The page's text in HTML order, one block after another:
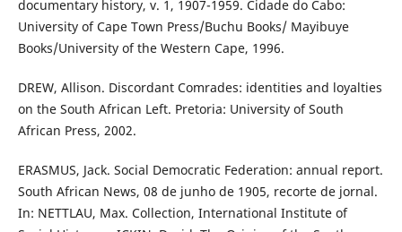
documentary history, v. 1, 1907-1959. Cidade do Cabo:
University of Cape Town Press/Buchu Books/ Mayibuye
Books/University of the Western Cape, 1996.
DREW, Allison. Discordant Comrades: identities and loyalties
on the South African Left. Pretoria: University of South
African Press, 2002.
ERASMUS, Jack. Social Democratic Federation: annual report.
South African News, 08 de junho de 1905, recorte de jornal.
In: NETTLAU, Max. Collection, International Institute of